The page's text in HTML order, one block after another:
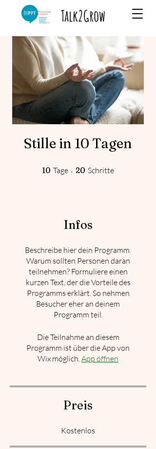
Talk2Grow
Stille in 10 Tagen
10 Tage 10 Tage
20 Schritte
Infos
Beschreibe hier dein Programm.
Warum sollten Personen daran
teilnehmen? Formuliere einen
kurzen Text, der die Vorteile des
Programms erklärt. So nehmen
Besucher eher an deinem
Programm teil.
Die Teilnahme an diesem
Programm ist über die App von
Wix möglich.App öffnen
Preis
Kostenlos